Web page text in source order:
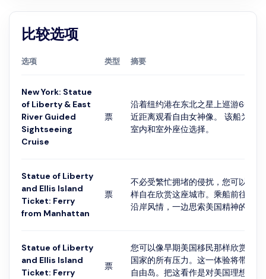
比较选项
选项 类型 摘要
New York: Statue
of Liberty & East
River Guided
Sightseeing
Cruise
票
沿着纽约港在东北之星上巡游60分
近距离观看自由女神像。 该船为所
室内和室外座位选择。
Statue of Liberty
and Ellis Island
Ticket: Ferry
from Manhattan
票
不必受繁忙拥堵的侵扰，您可以像
样自在欣赏这座城市。乘船前往自
沿岸风情，一边思索美国精神的内核
Statue of Liberty
and Ellis Island
Ticket: Ferry
票
您可以像早期美国移民那样欣赏风
国家的所有压力。这一体验将带领
自由岛。把这看作是对美国理想的